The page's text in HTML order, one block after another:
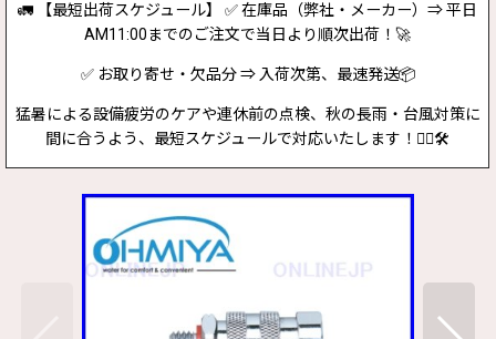
🚛 【最短出荷スケジュール】 ✅ 在庫品（弊社・メーカー）⇒ 平日
AM11:00までのご注文で当日より順次出荷！🚀
✅ お取り寄せ・欠品分 ⇒ 入荷次第、最速発送📦
猛暑による設備疲労のケアや連休前の点検、秋の長雨・台風対策に
間に合うよう、最短スケジュールで対応いたします！👷‍♂️🛠️